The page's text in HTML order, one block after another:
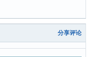
分享评论